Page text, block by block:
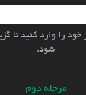
خود را وارد کنید تا
شود.
مرحله دوم